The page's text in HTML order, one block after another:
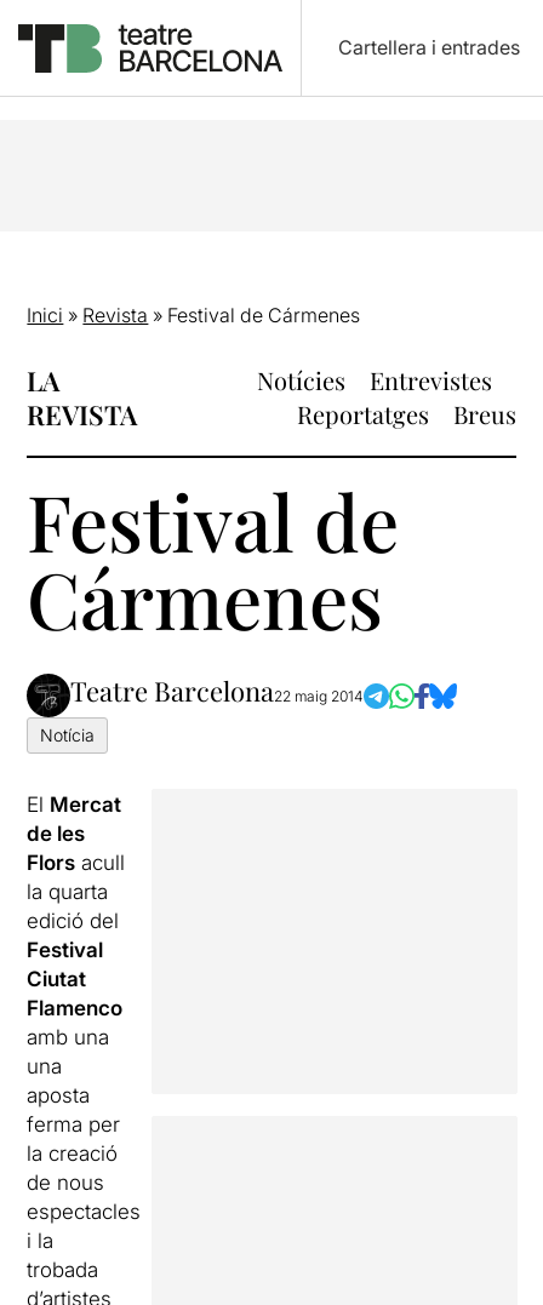
Cartellera i entrades
Inici » Revista » Festival de Cármenes
LA
REVISTA
Notícies
Entrevistes
Reportatges
Breus
Festival de
Cármenes
Teatre Barcelona22 maig 2014
Notícia
El Mercat
de les
Flors acull
la quarta
edició del
Festival
Ciutat
Flamenco
amb una
una
aposta
ferma per
la creació
de nous
espectacles
i la
trobada
d’artistes